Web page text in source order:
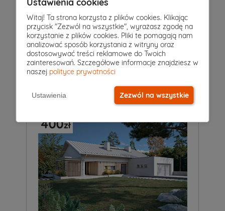
Pokoje4 | Łazienki3 | Garaż 2
Projekt domu
ARIEL 9 5 949 zł
5 549 zł
128 m2
Witaj! Ta strona korzysta z plików cookies. Klikając
przycisk "Zezwól na wszystkie", wyrażasz zgodę na
korzystanie z plików cookies. Pliki te pomagają nam
analizować sposób korzystania z witryny oraz
dostosowywać treści reklamowe do Twoich
zainteresowań. Szczegółowe informacje znajdziesz w
naszej polityce prywatności
Ustawienia Zezwól na wszystkie